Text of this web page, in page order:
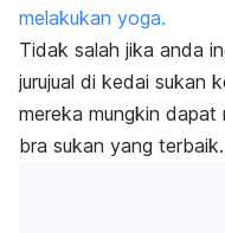
melakukan yoga.
Tidak salah jika anda
jurujual di kedai sukan
mereka mungkin dapat
bra sukan yang terbaik.